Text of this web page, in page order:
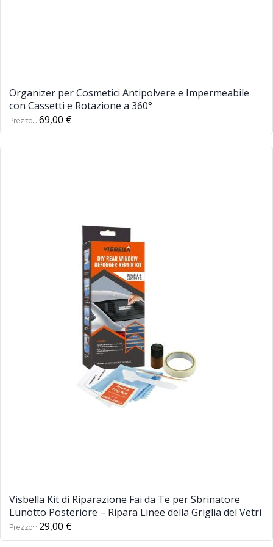
Organizer per Cosmetici Antipolvere e Impermeabile
con Cassetti e Rotazione a 360°
Prezzo: 69,00 €
Visbella Kit di Riparazione Fai da Te per Sbrinatore
Lunotto Posteriore – Ripara Linee della Griglia del Vetri
Prezzo: 29,00 €